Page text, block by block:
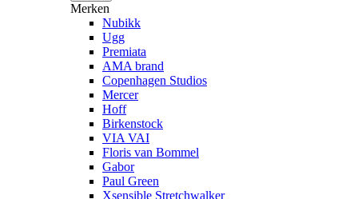
Merken
Nubikk
Ugg
Premiata
AMA brand
Copenhagen Studios
Mercer
Hoff
Birkenstock
VIA VAI
Floris van Bommel
Gabor
Paul Green
Xsensible Stretchwalker